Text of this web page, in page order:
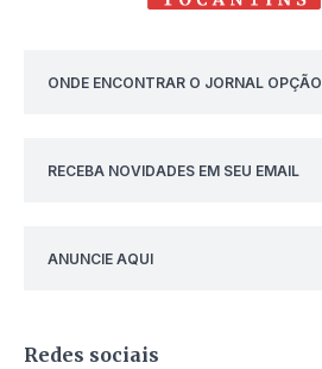
ONDE ENCONTRAR O JORNAL OPÇÃO
RECEBA NOVIDADES EM SEU EMAIL
ANUNCIE AQUI
Redes sociais